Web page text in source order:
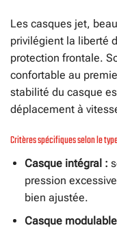
Les casques jet,
privilégient la liberté
protection frontale.
confortable au
stabilité du casque
déplacement à
Critères spécifiques selon le
Casque intégral :
pression
bien ajustée.
Casque